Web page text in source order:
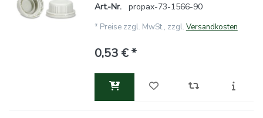
Art.-Nr.
propax-73-1566-90
* Preise zzgl. MwSt., zzgl. Versandkosten
0,53 € *